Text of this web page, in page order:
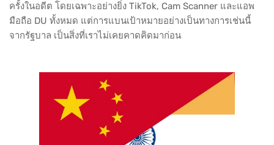
ครั้งในอดีต​ โดยเฉพาะอย่างยิ่ง TikTok, Cam Scanner และแอพ
มือถือ DU ทั้งหมด​ แต่การแบนเป้าหมายอย่างเป็นทางการเช่นนี้
จากรัฐบาล​ เป็นสิ่งที่เราไม่เคยคาดคิดมาก่อน